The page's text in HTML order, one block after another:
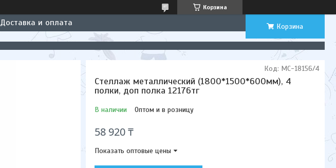
Корзина
Доставка и оплата Корзина
Стеллаж металлический (1800*1500*600мм), 4
полки, доп полка 12176тг
В наличии Оптом и в розницу
Код: МС-18156/4
58 920 ₸
Показать оптовые цены